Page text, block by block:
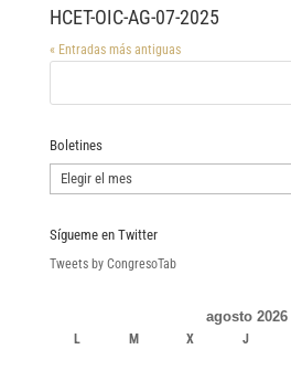
HCET-OIC-AG-07-2025
« Entradas más antiguas
Boletines
Boletines
Sígueme en Twitter
Tweets by CongresoTab
agosto 2026
L M X J